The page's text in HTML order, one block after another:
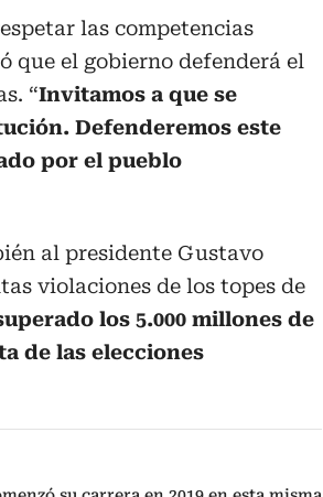
las competencias
que el gobierno defenderá el
“Invitamos a que se
Defenderemos este
por el pueblo
al presidente Gustavo
violaciones de los topes de
los 5.000 millones de
de las elecciones